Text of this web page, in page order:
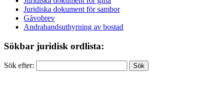
Juridiska dokument för sambor
Gåvobrev
Andrahandsuthyrning av bostad
Sökbar juridisk ordlista:
Sök efter: